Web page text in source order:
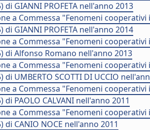
di GIANNI PROFETA nell'anno 2013
a Commessa "Fenomeni
di GIANNI PROFETA nell'anno 2014
a Commessa "Fenomeni
di Alfonso Romano nell'anno 2013
a Commessa "Fenomeni
di UMBERTO SCOTTI DI UCCIO
a Commessa "Fenomeni
di PAOLO CALVANI nell'anno 2011
a Commessa "Fenomeni
di CANIO NOCE nell'anno 2011